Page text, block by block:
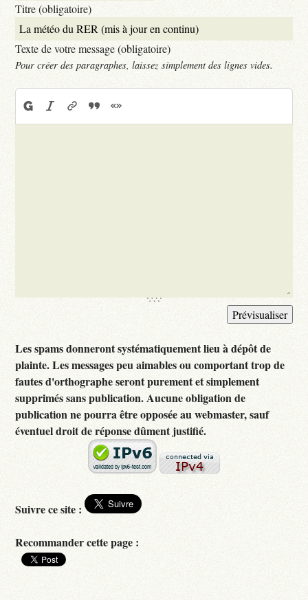
Titre (obligatoire)
Texte de votre message (obligatoire)
Pour créer des paragraphes, laissez simplement des lignes vides.
Les spams donneront systématiquement lieu à dépôt de
plainte. Les messages peu aimables ou comportant trop de
fautes d'orthographe seront purement et simplement
supprimés sans publication. Aucune obligation de
publication ne pourra être opposée au webmaster, sauf
éventuel droit de réponse dûment justifié.
Suivre ce site :
Recommander cette page :